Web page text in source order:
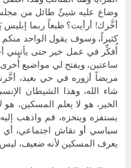
وضاع عليه شيئٌ طائل من مجلس
أخَّرك! أرأيت؟ طبعاً ربما
كثيراً، وسوف يقول الواحد منكم
أُفكِّر في عمل خير حتى يأتيني
ساعتين، ويفتح لي مواضيع
مريضاً أزوره في حي بعيد،
شاء الله، وهذا الشيطان
الخير، هو لا يعلم المسكين، هو
يستفزه وينخزه، قم واذهب
سياسي أو نقاش اجتماعي، أي
يعرف المسكين لأنه ضعيف، ليس